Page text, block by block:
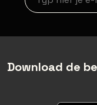
Download de